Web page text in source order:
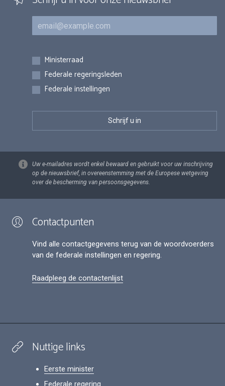
E-mail
Inschrijvingen
Ministerraad
Federale regeringsleden
Federale instellingen
Uw e-mailadres wordt enkel bewaard en gebruikt voor uw inschrijving
op de nieuwsbrief, in overeenstemming met de Europese wetgeving
over de bescherming van persoonsgegevens.
Contactpunten
Vind alle contactgegevens terug van de woordvoerders
van de federale instellingen en regering.
Raadpleeg de contactenlijst
Nuttige links
Eerste minister
Federale regering